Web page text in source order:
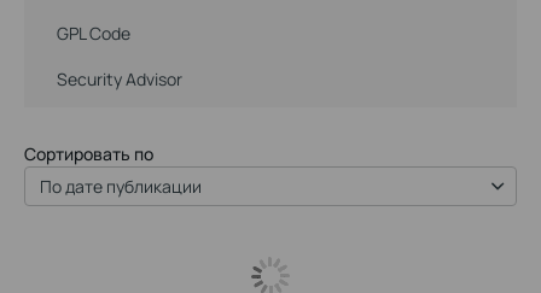
GPL Code
Security Advisor
Сортировать по
По дате публикации